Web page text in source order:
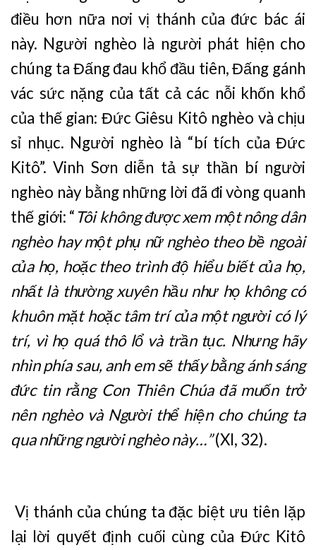
điều hơn nữa nơi vị thánh của đức bác ái
này. Người nghèo là người phát hiện cho
chúng ta Đấng đau khổ đầu tiên, Đấng gánh
vác sức nặng của tất cả các nỗi khốn khổ
của thế gian: Đức Giêsu Kitô nghèo và chịu
sỉ nhục. Người nghèo là “bí tích của Đức
Kitô”. Vinh Sơn diễn tả sự thần bí người
nghèo này bằng những lời đã đi vòng quanh
thế giới: “ Tôi không được xem một nông dân
nghèo hay một phụ nữ nghèo theo bề ngoài
của họ, hoặc theo trình độ hiểu biết của họ,
nhất là thường xuyên hầu như họ không có
khuôn mặt hoặc tâm trí của một người có lý
trí, vì họ quá thô lổ và trần tục. Nhưng hãy
nhìn phía sau, anh em sẽ thấy bằng ánh sáng
đức tin rằng Con Thiên Chúa đã muốn trở
nên nghèo và Người thể hiện cho chúng ta
qua những người nghèo này…”(XI, 32).
Vị thánh của chúng ta đặc biệt ưu tiên lặp
lại lời quyết định cuối cùng của Đức Kitô